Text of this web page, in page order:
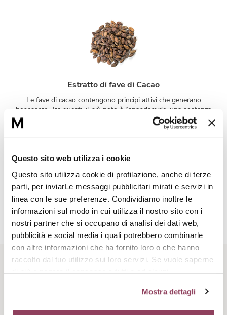
Questo sito web utilizza i cookie
Questo sito utilizza cookie di profilazione, anche di terze
parti, per inviarLe messaggi pubblicitari mirati e servizi in
linea con le sue preferenze. Condividiamo inoltre le
informazioni sul modo in cui utilizza il nostro sito con i
nostri partner che si occupano di analisi dei dati web,
pubblicità e social media i quali potrebbero combinarle
con altre informazioni che ha fornito loro o che hanno
raccolto dal tuo utilizzo sui loro servizi. Se vuole saperne
di più o negare il consenso a tutti o ad alcuni
cliccando sul tasto “Accetta tutti i cookie”. Se non vuole i
cookie di profilazione può negare il consenso sul tasto
Mostra dettagli
Estratto di fave di Cacao
Le fave di cacao contengono principi attivi che generano
benessere. Tra questi, il più noto è l’anandamide, una sostanza
che anche il nostro cervello produce in modo naturale,
rilasciando sensazioni di felicità e stimolando il rilassamento. I
benefici sono molteplici: umore stabilizzato, appetito
Attivi complementari
Attivo di origine marina
Migliora la comunicazione cellulare della pelle, permette la
ristrutturazione del funzionamento cellulare e dell’omeostasi
meno attivi nel corso dell’invecchiamento, particolarmente in
Rituale di bellezza